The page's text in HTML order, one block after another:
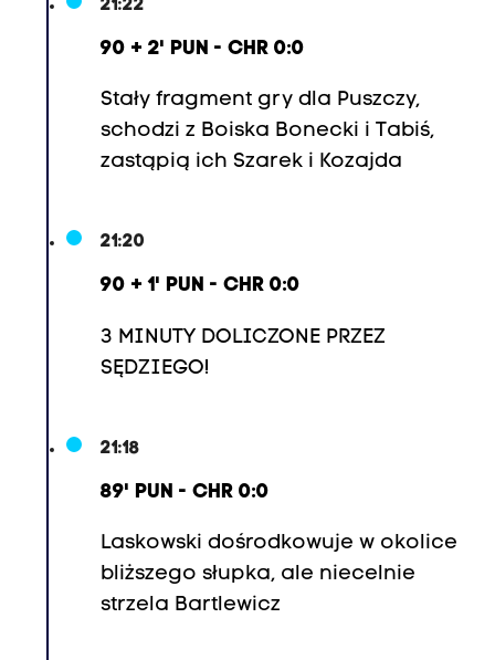
21:22
90 + 2' PUN - CHR 0:0
Stały fragment gry dla Puszczy,
schodzi z Boiska Bonecki i Tabiś,
zastąpią ich Szarek i Kozajda
21:20
90 + 1' PUN - CHR 0:0
3 MINUTY DOLICZONE PRZEZ
SĘDZIEGO!
21:18
89' PUN - CHR 0:0
Laskowski dośrodkowuje w okolice
bliższego słupka, ale niecelnie
strzela Bartlewicz